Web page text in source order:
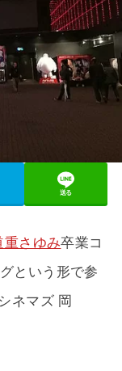
送る
重さゆみ卒業コ
という形で参
ネマズ 岡